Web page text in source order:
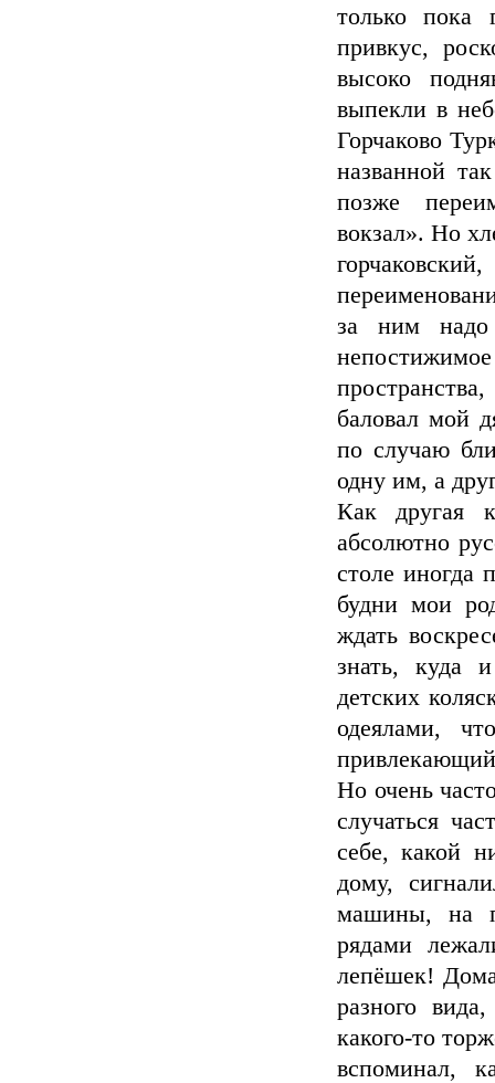
только пока
привкус,
высоко
выпекли в
Горчаково
названной
позже
вокзал». Но
за ним надо
баловал мой
по случаю
одну им, а
Как другая
абсолютно
столе иногда
будни мои
ждать
знать, куда
детских
одеялами,
привлекающий
Но очень
случаться
себе, какой
дому,
машины, на
рядами
лепёшек!
разного
какого-то
вспоминал,